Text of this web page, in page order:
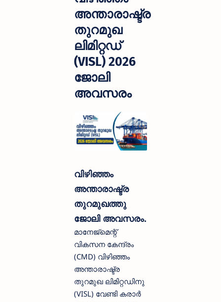
അന്താരാഷ്ട്ര
തുറമുഖ
ലിമിറ്റഡ്
(VISL) 2026
ജോലി
അവസരം
വിഴിഞ്ഞം
അന്താരാഷ്ട്ര
തുറമുഖത്തു
ജോലി അവസരം.
മാനേജ്മെന്റ്
വികസന കേന്ദ്രം
(CMD) വിഴിഞ്ഞം
അന്താരാഷ്ട്ര
തുറമുഖ ലിമിറ്റഡിനു
(VISL) വേണ്ടി കരാർ